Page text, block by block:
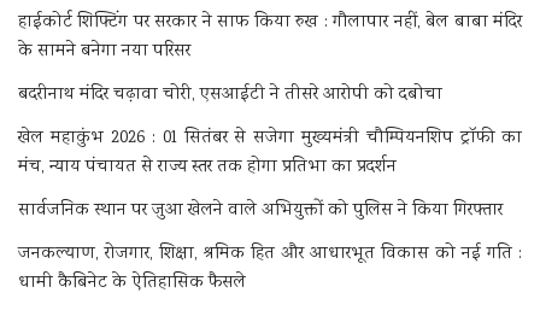
हाईकोर्ट शिफ्टिंग पर सरकार ने साफ किया रुख : गौलापार नहीं, बेल बाबा मंदिर
के सामने बनेगा नया परिसर
बदरीनाथ मंदिर चढ़ावा चोरी, एसआईटी ने तीसरे आरोपी को दबोचा
खेल महाकुंभ 2026 : 01 सितंबर से सजेगा मुख्यमंत्री चौम्पियनशिप ट्रॉफी का
मंच, न्याय पंचायत से राज्य स्तर तक होगा प्रतिभा का प्रदर्शन
सार्वजनिक स्थान पर जुआ खेलने वाले अभियुक्तों को पुलिस ने किया गिरफ्तार
जनकल्याण, रोजगार, शिक्षा, श्रमिक हित और आधारभूत विकास को नई गति :
धामी कैबिनेट के ऐतिहासिक फैसले